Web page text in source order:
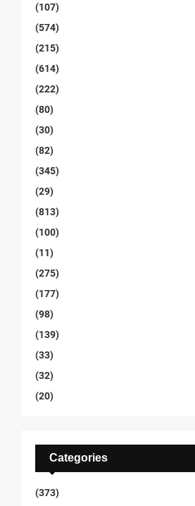
(107)
(574)
(215)
(614)
(222)
(80)
(30)
(82)
(345)
(29)
(813)
(100)
(11)
(275)
(177)
(98)
(139)
(33)
(32)
(20)
Categories
(373)